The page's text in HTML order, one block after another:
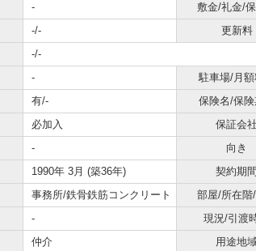
-
敷金/礼金/
-/-
更新料
-/-
-
駐車場/月
有/-
保険名/保
必加入
保証会
-
向き
1990年 3月 (築36年)
契約期
事務所/鉄骨鉄筋コンクリート
部屋/所在階
-
現況/引渡
仲介
用途地